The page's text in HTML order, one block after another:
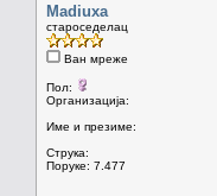
Madiuxa
староседелац
Ван мреже
Пол:
Организација:
Име и презиме:
Струка:
Поруке: 7.477